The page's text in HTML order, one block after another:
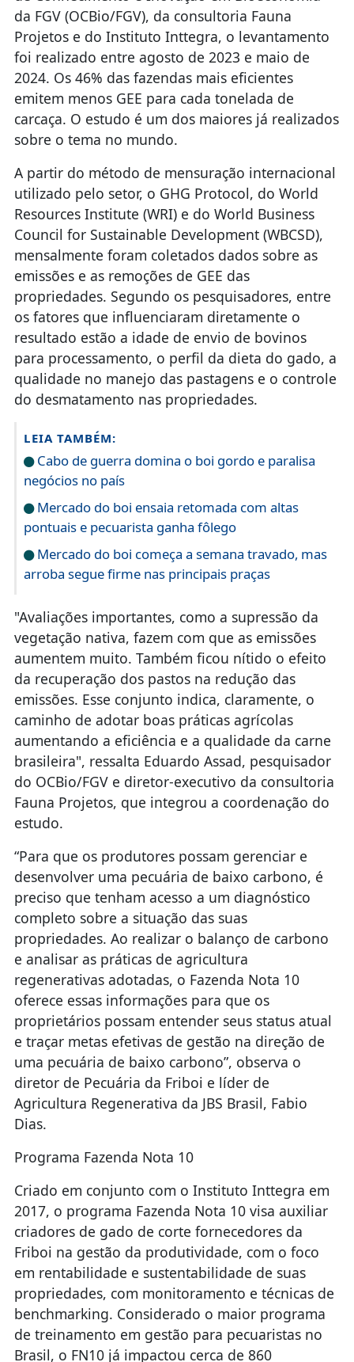
da FGV (OCBio/FGV), da consultoria Fauna
Projetos e do Instituto Inttegra, o levantamento
foi realizado entre agosto de 2023 e maio de
2024. Os 46% das fazendas mais eficientes
emitem menos GEE para cada tonelada de
carcaça. O estudo é um dos maiores já realizados
sobre o tema no mundo.
A partir do método de mensuração internacional
utilizado pelo setor, o GHG Protocol, do World
Resources Institute (WRI) e do World Business
Council for Sustainable Development (WBCSD),
mensalmente foram coletados dados sobre as
emissões e as remoções de GEE das
propriedades. Segundo os pesquisadores, entre
os fatores que influenciaram diretamente o
resultado estão a idade de envio de bovinos
para processamento, o perfil da dieta do gado, a
qualidade no manejo das pastagens e o controle
do desmatamento nas propriedades.
LEIA TAMBÉM:
Cabo de guerra domina o boi gordo e paralisa
negócios no país
Mercado do boi ensaia retomada com altas
pontuais e pecuarista ganha fôlego
Mercado do boi começa a semana travado, mas
arroba segue firme nas principais praças
"Avaliações importantes, como a supressão da
vegetação nativa, fazem com que as emissões
aumentem muito. Também ficou nítido o efeito
da recuperação dos pastos na redução das
emissões. Esse conjunto indica, claramente, o
caminho de adotar boas práticas agrícolas
aumentando a eficiência e a qualidade da carne
brasileira", ressalta Eduardo Assad, pesquisador
do OCBio/FGV e diretor-executivo da consultoria
Fauna Projetos, que integrou a coordenação do
estudo.
“Para que os produtores possam gerenciar e
desenvolver uma pecuária de baixo carbono, é
preciso que tenham acesso a um diagnóstico
completo sobre a situação das suas
propriedades. Ao realizar o balanço de carbono
e analisar as práticas de agricultura
regenerativas adotadas, o Fazenda Nota 10
oferece essas informações para que os
proprietários possam entender seus status atual
e traçar metas efetivas de gestão na direção de
uma pecuária de baixo carbono”, observa o
diretor de Pecuária da Friboi e líder de
Agricultura Regenerativa da JBS Brasil, Fabio
Dias.
Programa Fazenda Nota 10
Criado em conjunto com o Instituto Inttegra em
2017, o programa Fazenda Nota 10 visa auxiliar
criadores de gado de corte fornecedores da
Friboi na gestão da produtividade, com o foco
em rentabilidade e sustentabilidade de suas
propriedades, com monitoramento e técnicas de
benchmarking. Considerado o maior programa
de treinamento em gestão para pecuaristas no
Brasil, o FN10 já impactou cerca de 860